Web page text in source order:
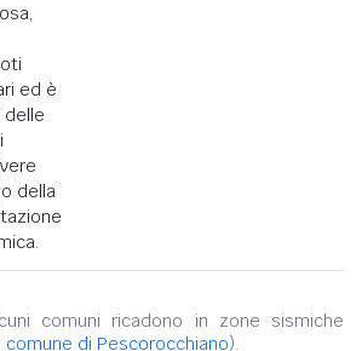
ed è
della
comuni ricadono in zone sismiche
comune di Pescorocchiano).